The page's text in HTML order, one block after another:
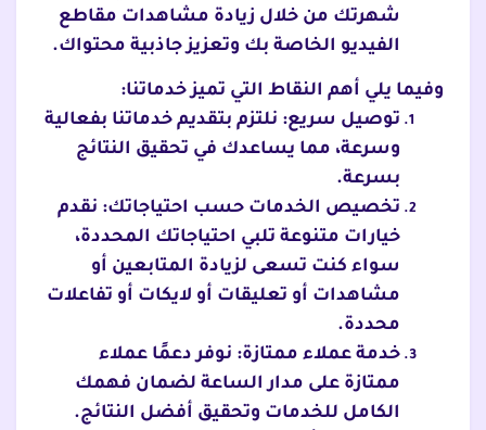
شهرتك من خلال زيادة مشاهدات مقاطع
الفيديو الخاصة بك وتعزيز جاذبية محتواك.
وفيما يلي أهم النقاط التي تميز خدماتنا:
توصيل سريع: نلتزم بتقديم خدماتنا بفعالية
وسرعة، مما يساعدك في تحقيق النتائج
بسرعة.
تخصيص الخدمات حسب احتياجاتك: نقدم
خيارات متنوعة تلبي احتياجاتك المحددة،
سواء كنت تسعى لزيادة المتابعين أو
مشاهدات أو تعليقات أو لايكات أو تفاعلات
محددة.
خدمة عملاء ممتازة: نوفر دعمًا عملاء
ممتازة على مدار الساعة لضمان فهمك
الكامل للخدمات وتحقيق أفضل النتائج.